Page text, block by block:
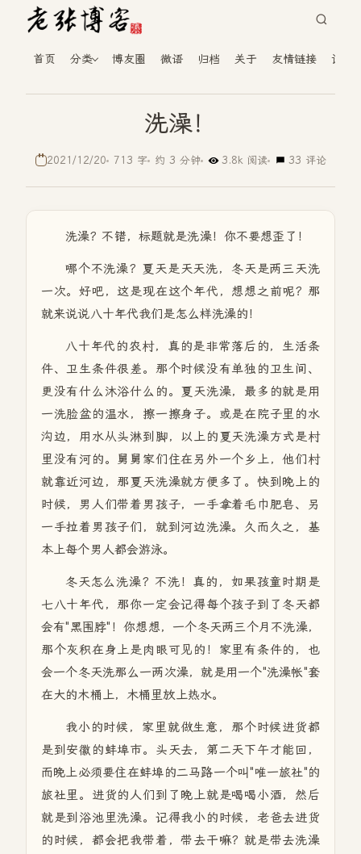
首页 分类 博友圈 微语 归档 关于 友情链接 读者
洗澡！
2021/12/20 713 字 约 3 分钟 3.8k 阅读 33 评论
洗澡？不错，标题就是洗澡！你不要想歪了！
哪个不洗澡？夏天是天天洗，冬天是两三天洗
一次。好吧，这是现在这个年代，想想之前呢？那
就来说说八十年代我们是怎么样洗澡的！
八十年代的农村，真的是非常落后的，生活条
件、卫生条件很差。那个时候没有单独的卫生间、
更没有什么沐浴什么的。夏天洗澡，最多的就是用
一洗脸盆的温水，擦一擦身子。或是在院子里的水
沟边，用水从头淋到脚，以上的夏天洗澡方式是村
里没有河的。舅舅家们住在另外一个乡上，他们村
就靠近河边，那夏天洗澡就方便多了。快到晚上的
时候，男人们带着男孩子，一手拿着毛巾肥皂、另
一手拉着男孩子们，就到河边洗澡。久而久之，基
本上每个男人都会游泳。
冬天怎么洗澡？不洗！真的，如果孩童时期是
七八十年代，那你一定会记得每个孩子到了冬天都
会有"黑围脖"！你想想，一个冬天两三个月不洗澡，
那个灰积在身上是肉眼可见的！家里有条件的，也
会一个冬天洗那么一两次澡，就是用一个"洗澡帐"套
在大的木桶上，木桶里放上热水。
我小的时候，家里就做生意，那个时候进货都
是到安徽的蚌埠市。头天去，第二天下午才能回，
而晚上必须要住在蚌埠的二马路一个叫"唯一旅社"的
旅社里。进货的人们到了晚上就是喝喝小酒，然后
就是到浴池里洗澡。记得我小的时候，老爸去进货
的时候，都会把我带着，带去干嘛？就是带去洗澡